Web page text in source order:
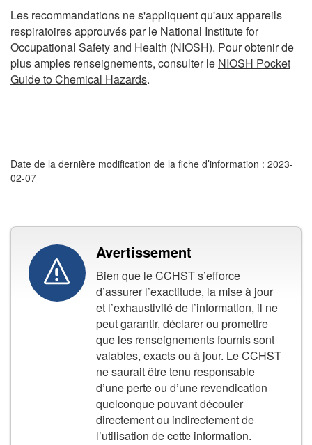
Les recommandations ne s'appliquent qu'aux appareils
respiratoires approuvés par le National Institute for
Occupational Safety and Health (NIOSH). Pour obtenir de
plus amples renseignements, consulter le NIOSH Pocket
Guide to Chemical Hazards.
Date de la dernière modification de la fiche d’information : 2023-
02-07
Avertissement
Bien que le CCHST s’efforce
d’assurer l’exactitude, la mise à jour
et l’exhaustivité de l’information, il ne
peut garantir, déclarer ou promettre
que les renseignements fournis sont
valables, exacts ou à jour. Le CCHST
ne saurait être tenu responsable
d’une perte ou d’une revendication
quelconque pouvant découler
directement ou indirectement de
l’utilisation de cette information.